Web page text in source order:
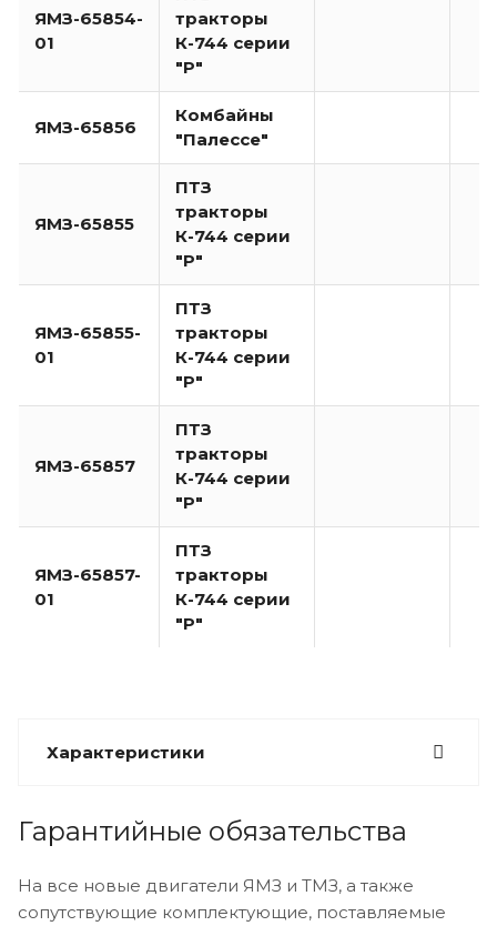
ЯМЗ-65854-
01
тракторы
К-744 серии
"Р"
ЯМЗ-65856
Комбайны
"Палессе"
ЯМЗ-65855
ПТЗ
тракторы
К-744 серии
"Р"
ЯМЗ-65855-
01
ПТЗ
тракторы
К-744 серии
"Р"
ЯМЗ-65857
ПТЗ
тракторы
К-744 серии
"Р"
ЯМЗ-65857-
01
ПТЗ
тракторы
К-744 серии
"Р"
Характеристики
Гарантийные обязательства
На все новые двигатели ЯМЗ и ТМЗ, а также
сопутствующие комплектующие, поставляемые